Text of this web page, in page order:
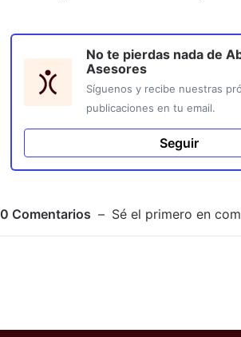
No te pierdas nada de
Asesores
Síguenos y recibe nuestras
publicaciones en tu email.
Seguir
0 Comentarios Sé el primero en